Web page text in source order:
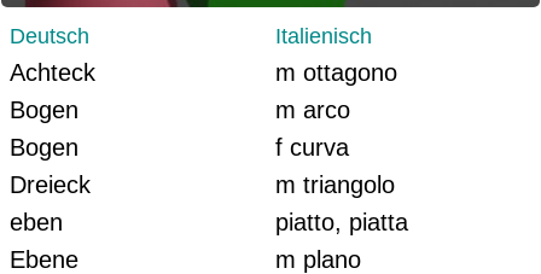
Deutsch Italienisch
Achteck
m ottagono
Bogen
m arco
Bogen
f curva
Dreieck
m triangolo
eben
piatto, piatta
Ebene
m plano